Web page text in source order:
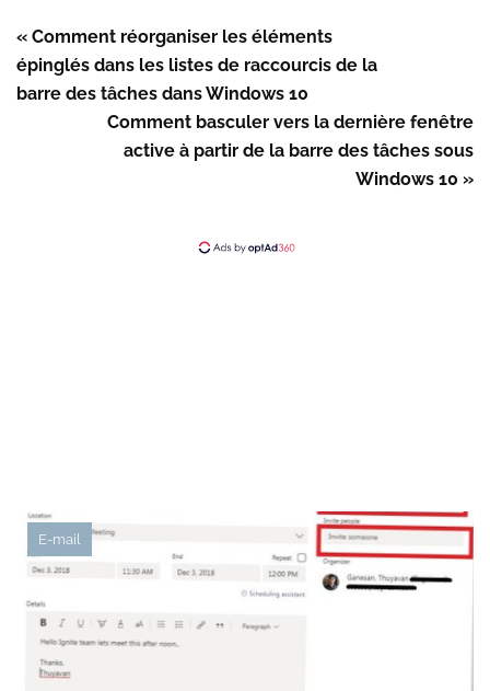
« Comment réorganiser les éléments
épinglés dans les listes de raccourcis de la
barre des tâches dans Windows 10
Comment basculer vers la dernière fenêtre
active à partir de la barre des tâches sous
Windows 10 »
E-mail